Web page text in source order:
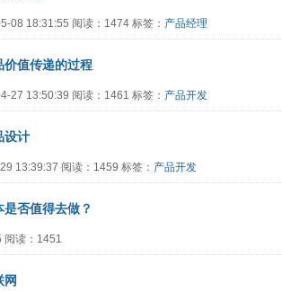
08 18:31:55 阅读：1474 标签： 产品经理
价值传递的过程
27 13:50:39 阅读：1461 标签： 产品开发
设计
13:39:37 阅读：1459 标签： 产品开发
否值得去做？
阅读：1451
网